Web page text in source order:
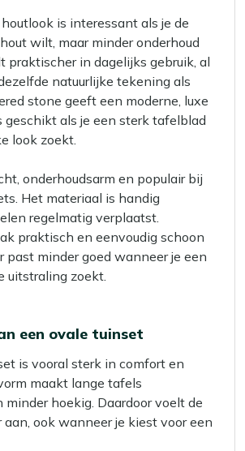
is interessant als je de
wilt, maar minder onderhoud
praktischer in dagelijks gebruik, al
natuurlijke tekening als
stone geeft een moderne, luxe
geschikt als je een sterk tafelblad
look zoekt.
onderhoudsarm en populair bij
Het materiaal is handig
regelmatig verplaatst.
praktisch en eenvoudig schoon
past minder goed wanneer je een
uitstraling zoekt.
een ovale tuinset
is vooral sterk in comfort en
maakt lange tafels
minder hoekig. Daardoor voelt de
ook wanneer je kiest voor een